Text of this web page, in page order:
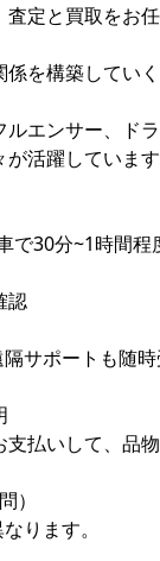
査定と買取をお
係を構築してい
ルエンサー、ド
が活躍していま
で30分~1時間程
認
サポートも随
払いして、品
）
ります。